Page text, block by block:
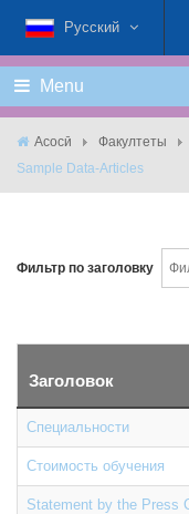
Русский
Menu
Асосӣ Факултеты
Sample Data-Articles
Фильтр по заголовку
Заголовок
Специальности
Стоимость обучения
Statement by the Press